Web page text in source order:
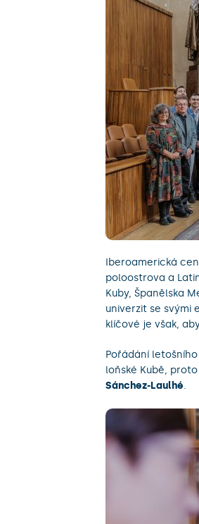
Iberoamerická
poloostrova a
Kuby, Španělska
univerzit se svými
klíčové je však,
Pořádání
loňské Kubě,
Sánchez-Laulhé.